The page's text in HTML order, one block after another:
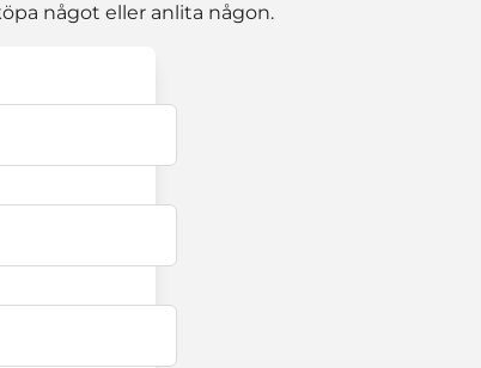
något eller anlita någon.